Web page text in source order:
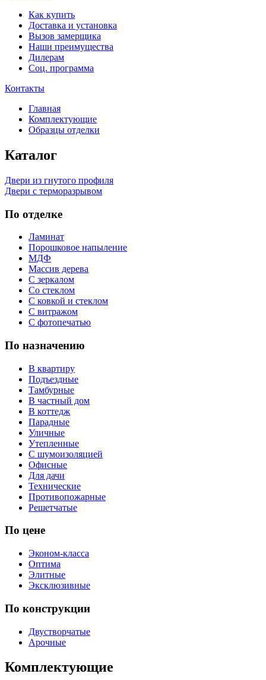
Как купить
Доставка и установка
Вызов замерщика
Наши преимущества
Дилерам
Соц. программа
Контакты
Главная
Комплектующие
Образцы отделки
Каталог
Двери из гнутого профиля
Двери с терморазрывом
По отделке
Ламинат
Порошковое напыление
МДФ
Массив дерева
С зеркалом
Со стеклом
С ковкой и стеклом
С витражом
С фотопечатью
По назначению
В квартиру
Подъездные
Тамбурные
В частный дом
В коттедж
Парадные
Уличные
Утепленные
С шумоизоляцией
Офисные
Для дачи
Технические
Противопожарные
Решетчатые
По цене
Эконом-класса
Оптима
Элитные
Эксклюзивные
По конструкции
Двустворчатые
Арочные
Комплектующие